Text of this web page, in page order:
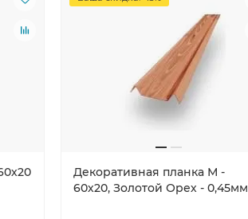
Декоративная планка М -
60х20, Золотой Орех - 0,45мм